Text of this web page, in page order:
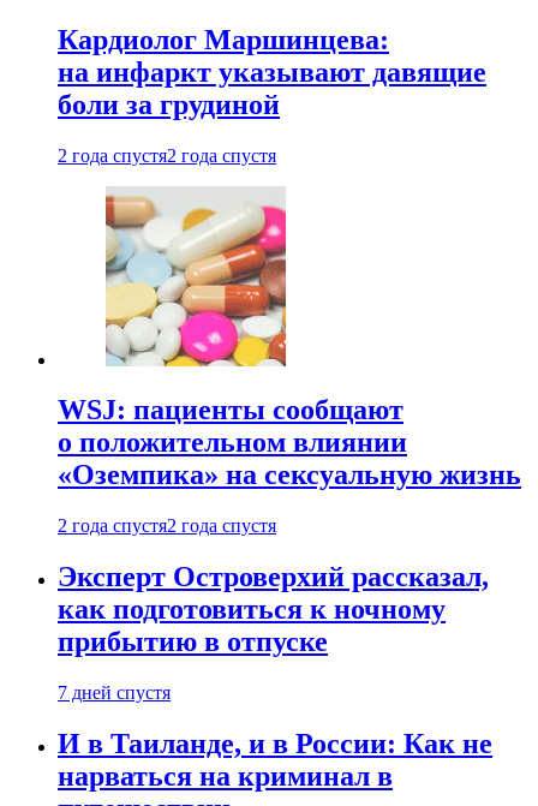
Кардиолог Маршинцева:
на инфаркт указывают давящие
боли за грудиной
2 года спустя2 года спустя
WSJ: пациенты сообщают
о положительном влиянии
«Оземпика» на сексуальную жизнь
2 года спустя2 года спустя
Эксперт Островерхий рассказал,
как подготовиться к ночному
прибытию в отпуске
7 дней спустя
И в Таиланде, и в России: Как не
нарваться на криминал в